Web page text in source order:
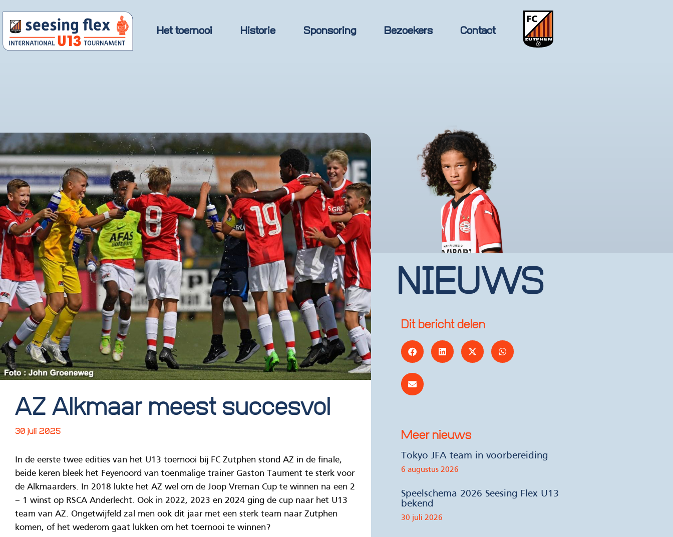
Het toernooi Historie Sponsoring Bezoekers Contact
AZ Alkmaar meest succesvol
30 juli 2025
In de eerste twee edities van het U13 toernooi bij FC Zutphen stond AZ in de finale,
beide keren bleek het Feyenoord van toenmalige trainer Gaston Taument te sterk voor
de Alkmaarders. In 2018 lukte het AZ wel om de Joop Vreman Cup te winnen na een 2
– 1 winst op RSCA Anderlecht. Ook in 2022, 2023 en 2024 ging de cup naar het U13
team van AZ. Ongetwijfeld zal men ook dit jaar met een sterk team naar Zutphen
komen, of het wederom gaat lukken om het toernooi te winnen?
NIEUWS
Dit bericht delen
Meer nieuws
Tokyo JFA team in voorbereiding
6 augustus 2026
Speelschema 2026 Seesing Flex U13
bekend
30 juli 2026